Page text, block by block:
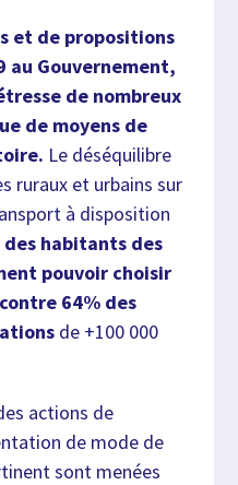
et de propositions
au Gouvernement,
de nombreux
de moyens de
Le déséquilibre
ruraux et urbains sur
à disposition
des habitants des
pouvoir choisir
64% des
de +100 000
actions de
de mode de
sont menées